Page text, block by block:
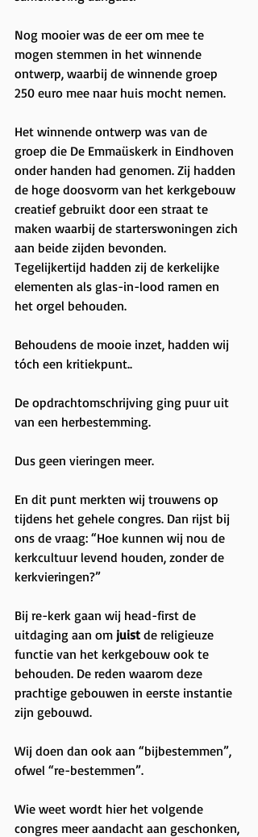
Nog mooier was de eer om mee te
mogen stemmen in het winnende
ontwerp, waarbij de winnende groep
250 euro mee naar huis mocht nemen.
Het winnende ontwerp was van de
groep die De Emmaüskerk in Eindhoven
onder handen had genomen. Zij hadden
de hoge doosvorm van het kerkgebouw
creatief gebruikt door een straat te
maken waarbij de starterswoningen zich
aan beide zijden bevonden.
Tegelijkertijd hadden zij de kerkelijke
elementen als glas-in-lood ramen en
het orgel behouden.
Behoudens de mooie inzet, hadden wij
tóch een kritiekpunt..
De opdrachtomschrijving ging puur uit
van een herbestemming.
Dus geen vieringen meer.
En dit punt merkten wij trouwens op
tijdens het gehele congres. Dan rijst bij
ons de vraag: “Hoe kunnen wij nou de
kerkcultuur levend houden, zonder de
kerkvieringen?”
Bij re-kerk gaan wij head-first de
uitdaging aan om juist de religieuze
functie van het kerkgebouw ook te
behouden. De reden waarom deze
prachtige gebouwen in eerste instantie
zijn gebouwd.
Wij doen dan ook aan “bijbestemmen”,
ofwel “re-bestemmen”.
Wie weet wordt hier het volgende
congres meer aandacht aan geschonken,